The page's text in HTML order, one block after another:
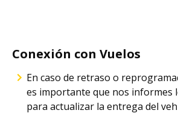
Conexión con Vuelos
En caso de retraso o
es importante que nos informes
para actualizar la entrega del